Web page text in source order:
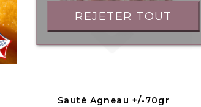
Sauté Agneau +/-70gr
REJETER TOUT